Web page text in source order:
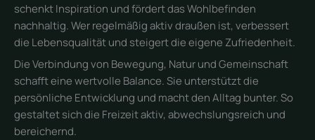
schenkt Inspiration und fördert das Wohlbefinden
nachhaltig. Wer regelmäßig aktiv draußen ist, verbessert
die Lebensqualität und steigert die eigene Zufriedenheit.
Die Verbindung von Bewegung, Natur und Gemeinschaft
schafft eine wertvolle Balance. Sie unterstützt die
persönliche Entwicklung und macht den Alltag bunter. So
gestaltet sich die Freizeit aktiv, abwechslungsreich und
bereichernd.